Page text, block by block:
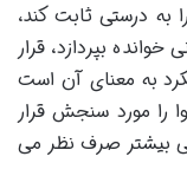
به درستی ثابت کند،
بپردازد، قرار
به معنای آن است
را مورد سنجش قرار
بیشتر صرف نظر می